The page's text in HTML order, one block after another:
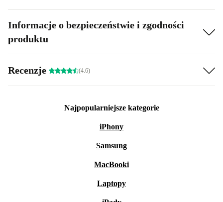
Informacje o bezpieczeństwie i zgodności
produktu
Recenzje (4.6)
Najpopularniejsze kategorie
iPhony
Samsung
MacBooki
Laptopy